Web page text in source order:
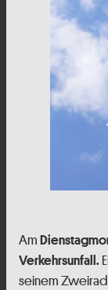
Am
Verkehrsunfall.
seinem